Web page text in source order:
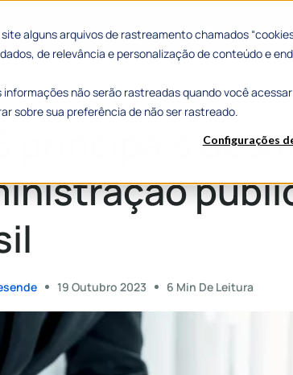
alguns arquivos de rastreamento chamados
de relevância e personalização de conteúdo e
informações não serão rastreadas quando você
sobre sua preferência de não ser rastreado.
Configurações
Categorias Histórias de Sucesso
desafios da administração pública no Brasil
6 principais
19 Outubro 2023 6 Min De Leitura